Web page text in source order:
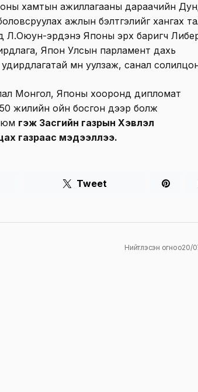
хамтын ажиллагааны дараачийн
боловсруулах ажлын бэлтгэлийг хангах
Л.Оюун-эрдэнэ Японы эрх баригч
Япон Улсын парламент дахь
мөн уулзаж, санал
Монгол, Японы хооронд дипломат
жилийн ойн босгон дээр болж
юм гэж Засгийн газрын Хэвлэл
газраас мэдээллээ.
Tweet
Нийтлэсэн огноо20/